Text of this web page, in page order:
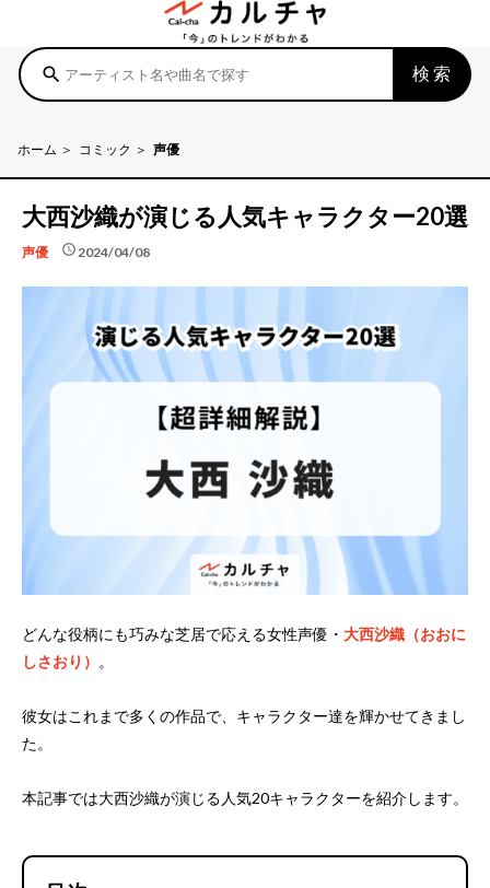
search 検索
ホーム コミック 声優
大西沙織が演じる人気キャラクター20選
声優 schedule 2024/04/08
どんな役柄にも巧みな芝居で応える女性声優・ 大西沙織（おおに
しさおり） 。
彼女はこれまで多くの作品で、キャラクター達を輝かせてきまし
た。
本記事では大西沙織が演じる人気20キャラクターを紹介します。